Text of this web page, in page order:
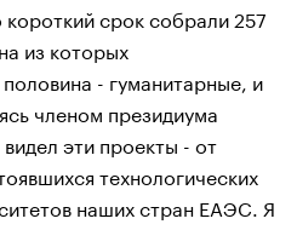
срок собрали 257
из которых
- гуманитарные, и
членом президиума
эти проекты - от
технологических
наших стран ЕАЭС. Я